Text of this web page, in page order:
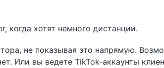
когда хотят немного дистанции.
не показывая это напрямую.
Или вы ведете TikTok-аккаунты